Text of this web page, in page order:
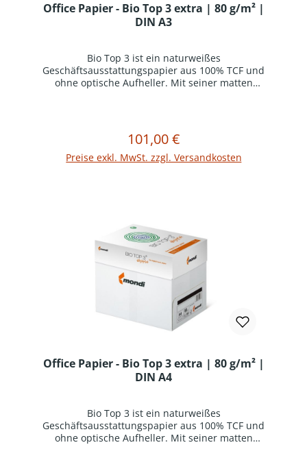
Office Papier - Bio Top 3 extra | 80 g/m² |
DIN A3
Bio Top 3 ist ein naturweißes
Geschäftsausstattungspapier aus 100% TCF und
ohne optische Aufheller. Mit seiner matten
Umweltbericht.Lesefreundliche Weiße, holzfrei,
ohne optische AufhellerHervorragende
Laufeigenschaften sowie optimales Sorter- und
Verpackungseinheit = 1 Karton mit 5 Ries (1 Ries
= 500 Blatt)
Regulärer Preis:
101,00 €
Preise exkl. MwSt. zzgl. Versandkosten
In den Warenkorb
Office Papier - Bio Top 3 extra | 80 g/m² |
DIN A4
Bio Top 3 ist ein naturweißes
Geschäftsausstattungspapier aus 100% TCF und
ohne optische Aufheller. Mit seiner matten